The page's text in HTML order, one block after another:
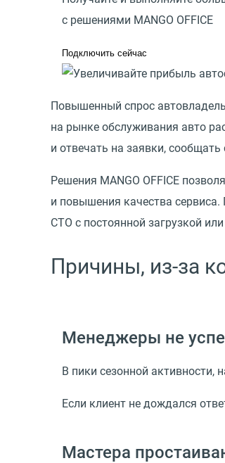
с решениями MANGO OFFICE
Подключить сейчас
Повышенный спрос
на рынке обслуживания авто
и отвечать на заявки,
Решения MANGO OFFICE
и повышения качества
СТО с постоянной загрузкой
Причины, из-за
Менеджеры не
В пики сезонной
Если клиент не дождался
Мастера